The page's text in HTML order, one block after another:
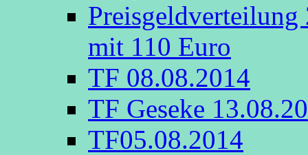
Preisgeldverteilung
mit 110 Euro
TF 08.08.2014
TF Geseke
TF05.08.2014